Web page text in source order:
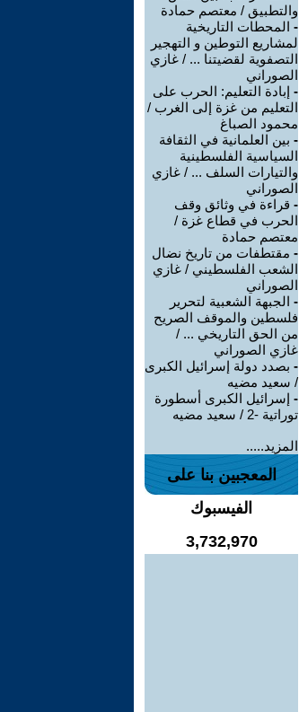
والتطبيق / معتصم حمادة
- المحطات التاريخية
لمشاريع التوطين و التهجير
التصفوية لقضيتنا ... / غازي
الصوراني
- إبادة التعليم: الحرب على
التعليم من غزة إلى الغرب /
محمود الصباغ
- بين العلمانية في الثقافة
السياسية الفلسطينية
والتيارات السلف ... / غازي
الصوراني
- قراءة في وثائق وقف
الحرب في قطاع غزة /
معتصم حمادة
- مقتطفات من تاريخ نضال
الشعب الفلسطيني / غازي
الصوراني
- الجبهة الشعبية لتحرير
فلسطين والموقف الصريح
من الحق التاريخي ... /
غازي الصوراني
- بصدد دولة إسرائيل الكبرى
/ سعيد مضيه
- إسرائيل الكبرى أسطورة
توراتية -2 / سعيد مضيه
المزيد.....
المعجبين بنا على
الفيسبوك
3,732,970